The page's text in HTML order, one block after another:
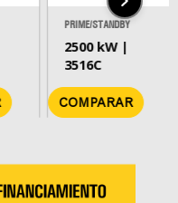
PRIME/STANDBY
2500 kW |
3516C
COMPARAR